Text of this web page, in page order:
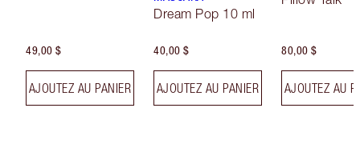
49,00 $
AJOUTEZ AU PANIER
Dream Pop 10 ml
40,00 $
AJOUTEZ AU PANIER
80,00 $
AJOUTEZ AU